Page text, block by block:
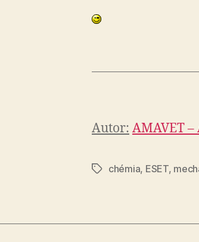
Autor: AMAVET
Značkychémia, ESET,